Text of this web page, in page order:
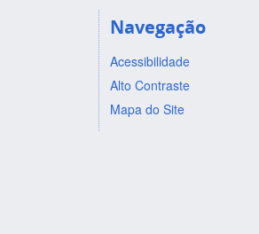
Navegação
Acessibilidade
Alto Contraste
Mapa do Site